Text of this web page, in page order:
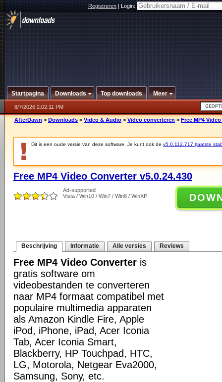
Registreren|Login:
Startpagina Downloads Top downloads Meer
8/7/2026 2:02:11 PM
AfterDawn > Downloads > Video & Audio > Video converteren > Free MP4
Dit is een oude versie van deze software. Je kunt ook de v5.0.112.717 (laatste
Free MP4 Video Converter v5.0.24.430
Ad-supported
Vista / Win10 / Win7 / Win8 / WinXP
Beschrijving Informatie Alle versies Reviews
Free MP4 Video Converter is
gratis software om
videobestanden te converteren
naar MP4 formaat compatibel met
populaire multimedia apparaten
als Amazon Kindle Fire, Apple
iPod, iPhone, iPad, Acer Iconia
Tab, Acer Iconia Smart,
Blackberry, HP Touchpad, HTC,
LG, Motorola, Netgear Eva2000,
Samsung, Sony, etc.